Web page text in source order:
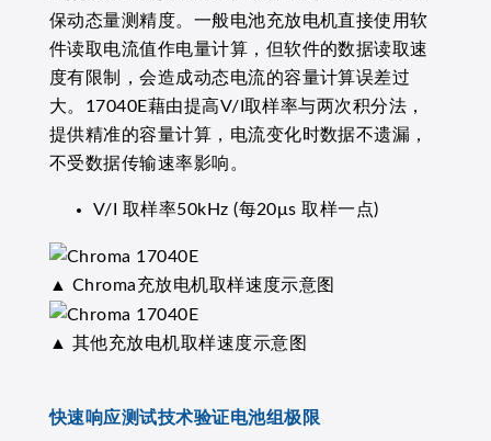
保动态量测精度。一般电池充放电机直接使用软
件读取电流值作电量计算，但软件的数据读取速
度有限制，会造成动态电流的容量计算误差过
大。17040E藉由提高V/I取样率与两次积分法，
提供精准的容量计算，电流变化时数据不遗漏，
不受数据传输速率影响。
V/I 取样率50kHz (每20μs 取样一点)
▲ Chroma充放电机取样速度示意图
▲ 其他充放电机取样速度示意图
快速响应测试技术验证电池组极限